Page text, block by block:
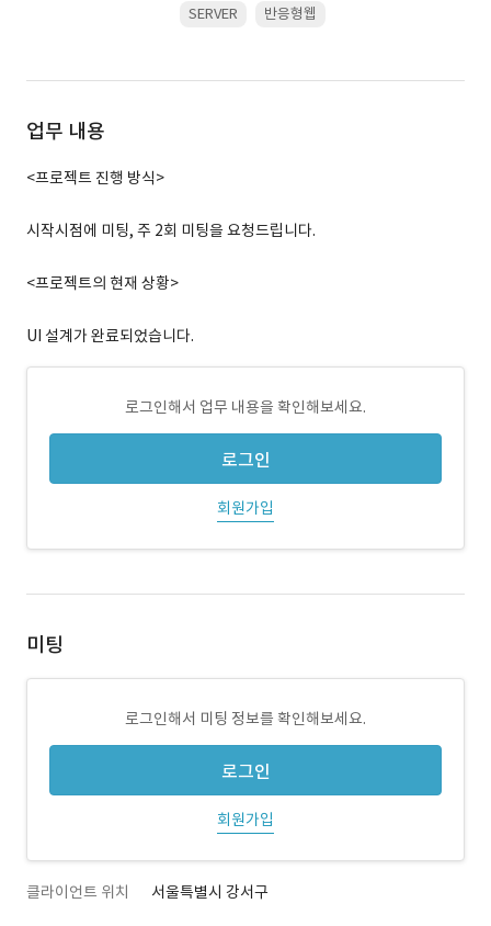
SERVER
반응형웹
업무 내용
<프로젝트 진행 방식>
시작시점에 미팅, 주 2회 미팅을 요청드립니다.
<프로젝트의 현재 상황>
UI 설계가 완료되었습니다.
로그인해서 업무 내용을 확인해보세요.
로그인
회원가입
미팅
로그인해서 미팅 정보를 확인해보세요.
로그인
회원가입
클라이언트 위치 서울특별시 강서구